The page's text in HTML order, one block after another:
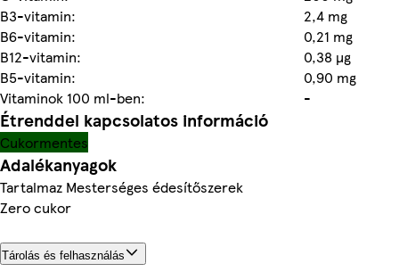
B3-vitamin:
2,4 mg
B6-vitamin:
0,21 mg
B12-vitamin:
0,38 µg
B5-vitamin:
0,90 mg
Vitaminok 100 ml-ben:
-
Étrenddel kapcsolatos információ
Cukormentes
Adalékanyagok
Tartalmaz Mesterséges édesítőszerek
Zero cukor
Tárolás és felhasználás